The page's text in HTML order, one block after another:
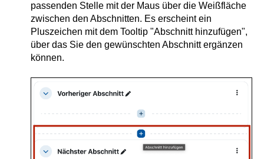
passenden Stelle mit der Maus über die Weißfläche
zwischen den Abschnitten. Es erscheint ein
Pluszeichen mit dem Tooltip "Abschnitt hinzufügen",
über das Sie den gewünschten Abschnitt ergänzen
können.